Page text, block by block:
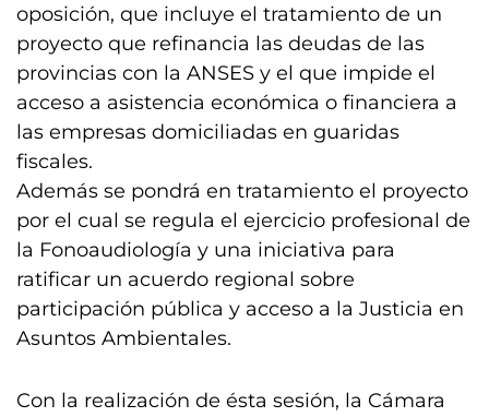
oposición, que incluye el tratamiento de un
proyecto que refinancia las deudas de las
provincias con la ANSES y el que impide el
acceso a asistencia económica o financiera a
las empresas domiciliadas en guaridas
fiscales.
Además se pondrá en tratamiento el proyecto
por el cual se regula el ejercicio profesional de
la Fonoaudiología y una iniciativa para
ratificar un acuerdo regional sobre
participación pública y acceso a la Justicia en
Asuntos Ambientales.
Con la realización de ésta sesión, la Cámara